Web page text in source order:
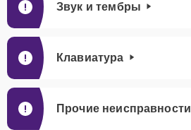
Звук и тембры
Клавиатура
Прочие неисправности